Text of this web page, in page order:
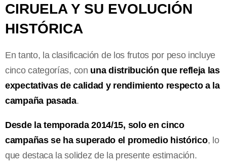
CIRUELA Y SU EVOLUCIÓN
HISTÓRICA
En tanto, la clasificación de los frutos por peso incluye
cinco categorías, con una distribución que refleja las
expectativas de calidad y rendimiento respecto a la
campaña pasada.
Desde la temporada 2014/15, solo en cinco
campañas se ha superado el promedio histórico, lo
que destaca la solidez de la presente estimación.